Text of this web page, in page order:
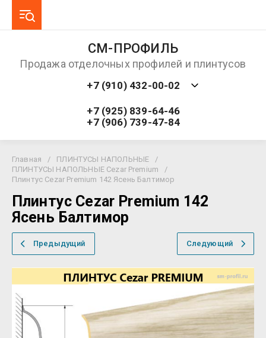
СМ-ПРОФИЛЬ
Продажа отделочных профилей и плинтусов
+7 (910) 432-00-02
+7 (925) 839-64-46
+7 (906) 739-47-84
Главная / ПЛИНТУСЫ НАПОЛЬНЫЕ
/
ПЛИНТУСЫ НАПОЛЬНЫЕ Cezar Premium
/
Плинтус Cezar Premium 142 Ясень Балтимор
Плинтус Cezar Premium 142
Ясень Балтимор
Предыдущий Следующий